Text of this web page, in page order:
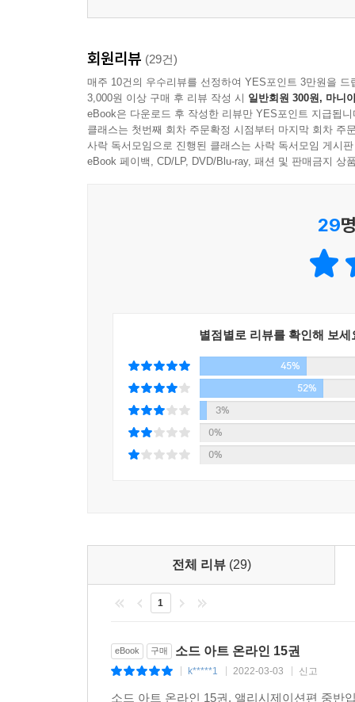
회원리뷰 (29건)
매주 10건의 우수리뷰를 선정하여 YES포인트 3만원을 드
3,000원 이상 구매 후 리뷰 작성 시 일반회원 300원, 마니
eBook은 다운로드 후 작성한 리뷰만 YES포인트 지급됩니
클래스는 첫번째 회차 주문확정 시점부터 마지막 회차 주
사락 독서모임으로 진행된 클래스는 사락 독서모임 게시
eBook 페이백, CD/LP, DVD/Blu-ray, 패션 및 판매금지 상
29
별점별로 리뷰를 확인해 보세
45%
52%
3%
0%
0%
전체 리뷰 (29)
1
eBook 구매 소드 아트 온라인 15권
k*****1 2022-03-03 신고
소드 아트 온라인 15권, 앨리시제이션편 중반